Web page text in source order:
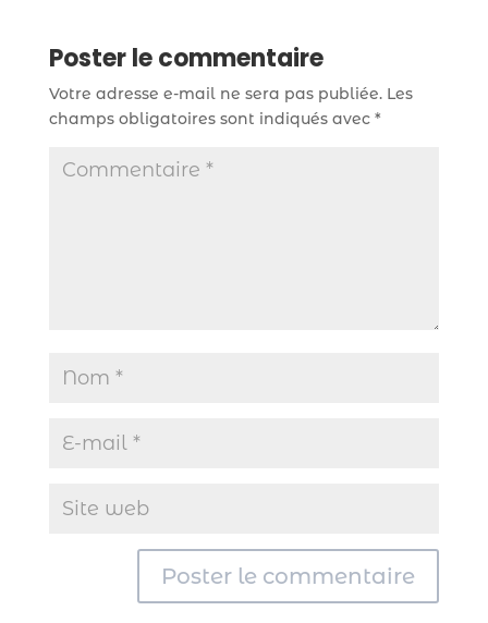
Poster le commentaire
Votre adresse e-mail ne sera pas publiée. Les
champs obligatoires sont indiqués avec *